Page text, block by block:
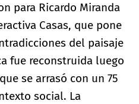
para Ricardo Miranda
Casas, que pone
del paisaje
fue reconstruida luego
se arrasó con un 75
social. La